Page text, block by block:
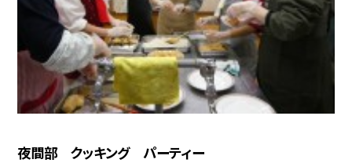
夜間部 クッキング パーティー